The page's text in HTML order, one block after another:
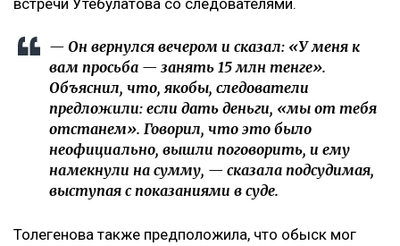
встречи Утебулатова со следователями.
— Он вернулся вечером и сказал: «У меня к
вам просьба — занять 15 млн тенге».
Объяснил, что, якобы, следователи
предложили: если дать деньги, «мы от тебя
отстанем». Говорил, что это было
неофициально, вышли поговорить, и ему
намекнули на сумму, — сказала подсудимая,
выступая с показаниями в суде.
Толегенова также предположила, что обыск мог